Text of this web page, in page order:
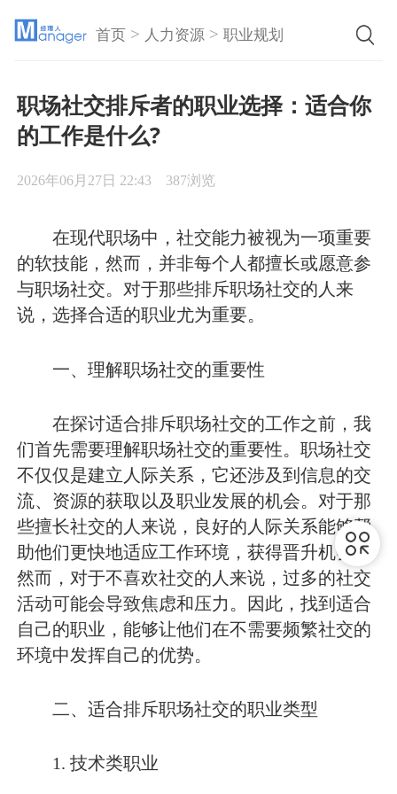
首页 > 人力资源 >职业规划
职场社交排斥者的职业选择：适合你
的工作是什么?
2026年06月27日 22:43 387浏览
在现代职场中，社交能力被视为一项重要
的软技能，然而，并非每个人都擅长或愿意参
与职场社交。对于那些排斥职场社交的人来
说，选择合适的职业尤为重要。
一、理解职场社交的重要性
在探讨适合排斥职场社交的工作之前，我
们首先需要理解职场社交的重要性。职场社交
不仅仅是建立人际关系，它还涉及到信息的交
流、资源的获取以及职业发展的机会。对于那
些擅长社交的人来说，良好的人际关系能够帮
助他们更快地适应工作环境，获得晋升机会。
然而，对于不喜欢社交的人来说，过多的社交
活动可能会导致焦虑和压力。因此，找到适合
自己的职业，能够让他们在不需要频繁社交的
环境中发挥自己的优势。
二、适合排斥职场社交的职业类型
1. 技术类职业